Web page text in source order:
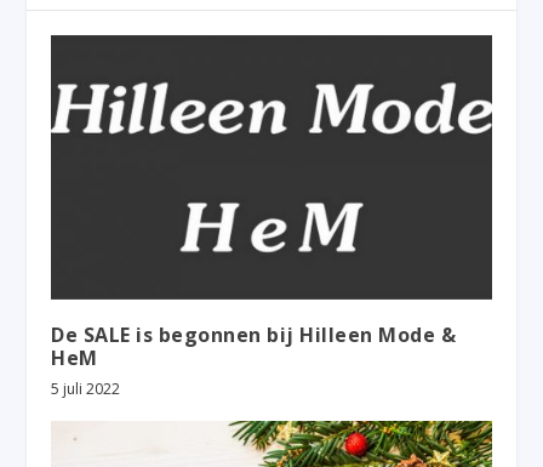
De SALE is begonnen bij Hilleen Mode &
HeM
5 juli 2022